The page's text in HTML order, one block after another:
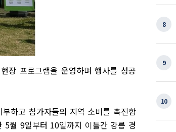
장 프로그램을 운영하며 행사를 성공
하고 참가자들의 지역 소비를 촉진함
5월 9일부터 10일까지 이틀간 강릉 경
8
9
10